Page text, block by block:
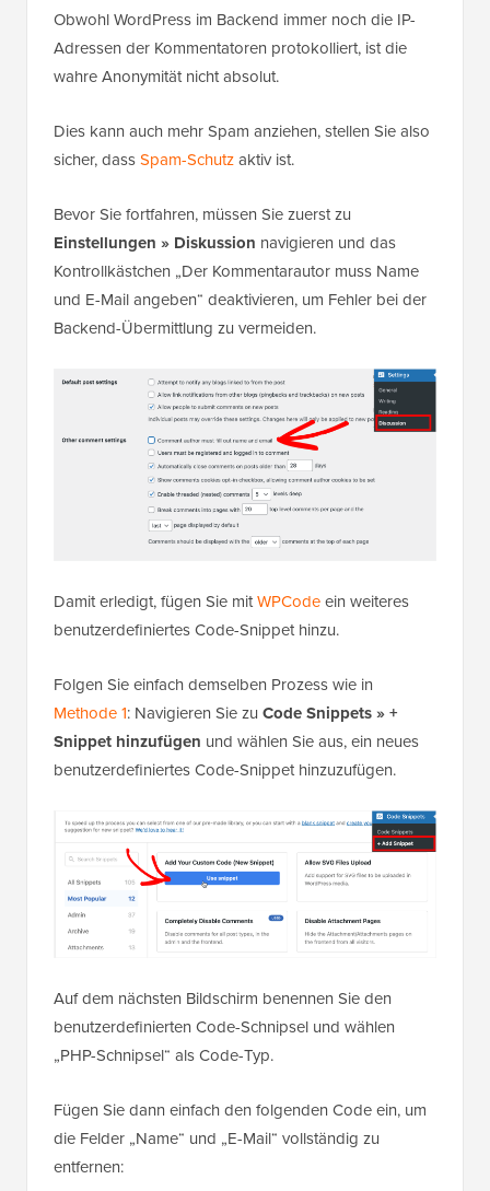
Obwohl WordPress im Backend immer noch die IP-
Adressen der Kommentatoren protokolliert, ist die
Dies kann auch mehr Spam anziehen, stellen Sie also
Bevor Sie fortfahren, müssen Sie zuerst zu
Einstellungen » Diskussionnavigieren und das
Kontrollkästchen „Der Kommentarautor muss Name
und E-Mail angeben“ deaktivieren, um Fehler bei der
Damit erledigt, fügen Sie mitWPCodeein weiteres
Folgen Sie einfach demselben Prozess wie in
Methode 1: Navigieren Sie zuCode Snippets » +
Snippet hinzufügenund wählen Sie aus, ein neues
Auf dem nächsten Bildschirm benennen Sie den
benutzerdefinierten Code-Schnipsel und wählen
Fügen Sie dann einfach den folgenden Code ein, um
die Felder „Name“ und „E-Mail“ vollständig zu